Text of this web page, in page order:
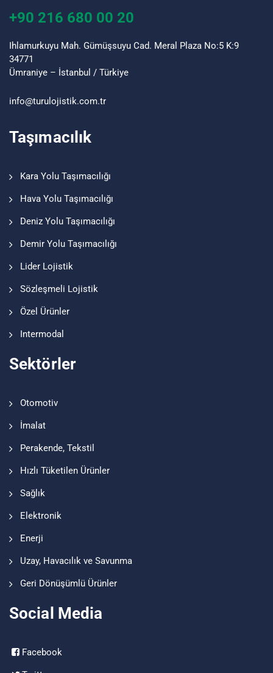
+90 216 680 00 20
Ihlamurkuyu Mah. Gümüşsuyu Cad. Meral Plaza No:5 K:9
34771
Ümraniye – İstanbul / Türkiye
info@turu lojistik.com.tr
Taşımacılık
Kara Yolu Taşımacılığı
Hava Yolu Taşımacılığı
Deniz Yolu Taşımacılığı
Demir Yolu Taşımacılığı
Lider Lojistik
Sözleşmeli Lojistik
Özel Ürünler
Intermodal
Sektörler
Otomotiv
İmalat
Perakende, Tekstil
Hızlı Tüketilen Ürünler
Sağlık
Elektronik
Enerji
Uzay, Havacılık ve Savunma
Geri Dönüşümlü Ürünler
Social Media
Facebook